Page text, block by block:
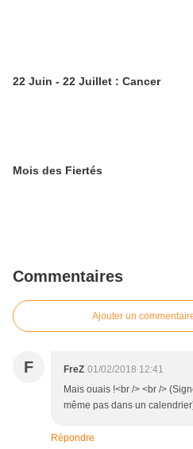
22 Juin - 22 Juillet : Cancer
Mois des Fiertés
Commentaires
Ajouter un
F FreZ 01/02/2018 12:41
Mais ouais !<br /> <br />
même pas dans un
Répondre